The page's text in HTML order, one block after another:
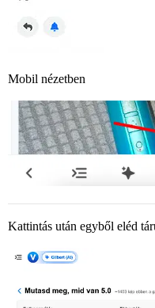
Mobil nézetben
Kattintás után egyből eléd